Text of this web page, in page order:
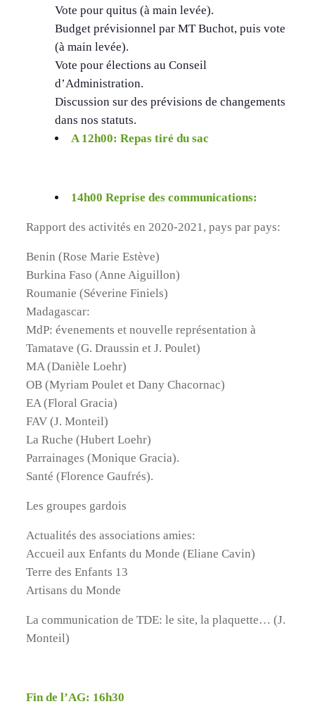
Vote pour quitus (à main levée).
Budget prévisionnel par MT Buchot, puis vote
(à main levée).
Vote pour élections au Conseil
d’Administration.
Discussion sur des prévisions de changements
dans nos statuts.
A 12h00: Repas tiré du sac
14h00 Reprise des communications:
Rapport des activités en 2020-2021, pays par pays:
Benin (Rose Marie Estève)
Burkina Faso (Anne Aiguillon)
Roumanie (Séverine Finiels)
Madagascar:
MdP: évenements et nouvelle représentation à
Tamatave (G. Draussin et J. Poulet)
MA (Danièle Loehr)
OB (Myriam Poulet et Dany Chacornac)
EA (Floral Gracia)
FAV (J. Monteil)
La Ruche (Hubert Loehr)
Parrainages (Monique Gracia).
Santé (Florence Gaufrés).
Les groupes gardois
Actualités des associations amies:
Accueil aux Enfants du Monde (Eliane Cavin)
Terre des Enfants 13
Artisans du Monde
La communication de TDE: le site, la plaquette… (J.
Monteil)
Fin de l’AG: 16h30